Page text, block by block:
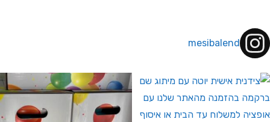
mesibalend
לחברי מועדון ומצטרפים חדשים🤍